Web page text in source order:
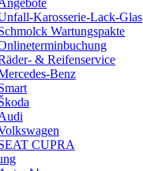
Karosserie-Lack-Glas
Wartungspakte
& Reifenservice
Benz
CUPRA